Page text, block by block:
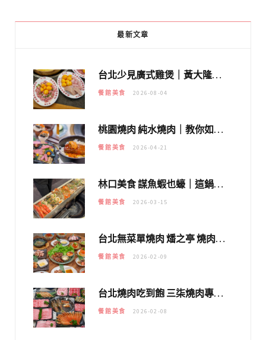
最新文章
台北少見廣式雞煲｜黃大隆濃郁煲湯：經典提燈與溫體雞肉，熬夜修仙不如來喝湯！
餐館美食 2026-08-04
桃園燒肉 純水燒肉｜教你如何優惠吃日本A5和牛各種部位，私房菜誠意吃好吃滿
餐館美食 2026-04-21
林口美食 謀魚蝦也蠔｜這鍋太狂！「蟹老闆派對鍋」10多種海鮮浮誇上桌，壽星再送生食摩天輪！
餐館美食 2026-03-15
台北無菜單燒肉 燔之亭 燒肉場｜延吉街的 $980個人無菜單「雞」料理～
餐館美食 2026-02-09
台北燒肉吃到飽 三柒燒肉專門店｜日本A5和牛×龍蝦蟹腳雙拼，海陸霸氣開吃！
餐館美食 2026-02-08